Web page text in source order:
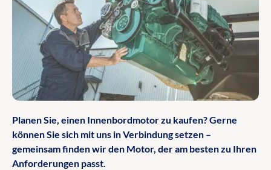
Planen Sie, einen Innenbordmotor zu kaufen? Gerne
können Sie sich mit uns in Verbindung setzen –
gemeinsam finden wir den Motor, der am besten zu Ihren
Anforderungen passt.